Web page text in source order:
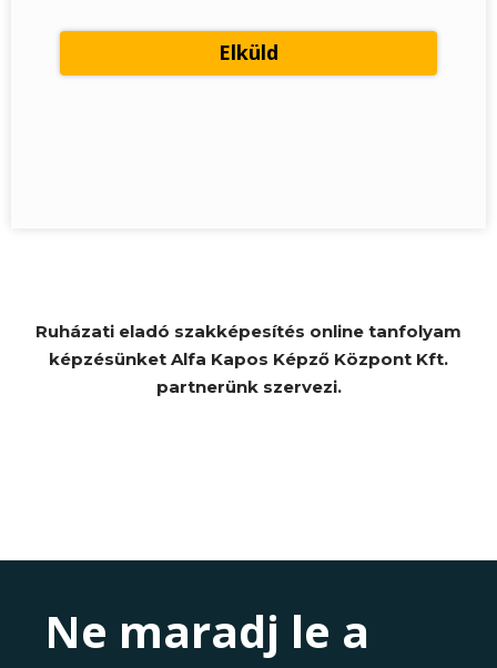
Ruházati eladó szakképesítés online tanfolyam
képzésünket Alfa Kapos Képző Központ Kft.
partnerünk szervezi.
Ne maradj le a